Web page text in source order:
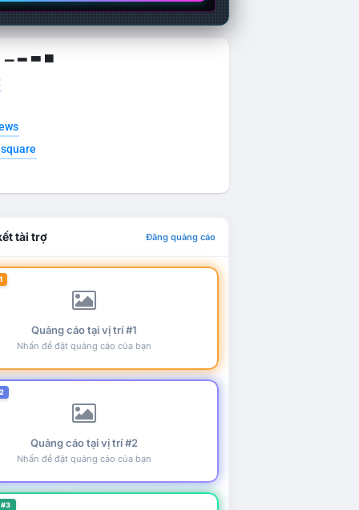
▁ ▂ ▃ ▄
tài trợ Đăng quảng cáo
Quảng cáo tại vị trí #1
Nhấn để đặt quảng cáo của bạn
Quảng cáo tại vị trí #2
Nhấn để đặt quảng cáo của bạn